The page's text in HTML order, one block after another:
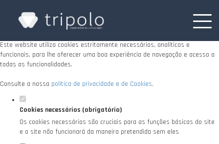
Defina as suas preferências de cookies para
este website.
Este website utiliza cookies estritamente necessários, analíticos e
funcionais, para lhe oferecer uma boa experiência de navegação e acesso a
todas as funcionalidades.
Consulte a nossa política de privacidade e de Cookies.
Cookies necessários (obrigatório)
Os cookies necessários são cruciais para as funções básicas do site
e o site não funcionará da maneira pretendida sem eles